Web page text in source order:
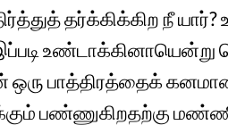
தர்க்கிக்கிற நீ யார்?
உண்டாக்கினாயென்று
பாத்திரத்தைக் கனமான
பண்ணுகிறதற்கு